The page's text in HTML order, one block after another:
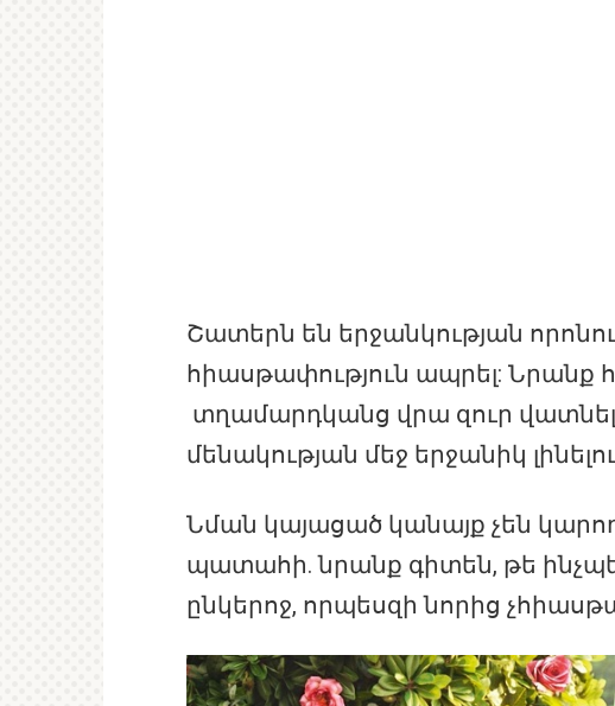
Շատերն են երջանկության
հիասթափություն ապրել: Նրանք
տղամարդկանց վրա զուր
մենակության մեջ երջանիկ
Նման կայացած կանայք չեն կարող
պատահի. նրանք գիտեն, թե
ընկերոջ, որպեսզի նորից